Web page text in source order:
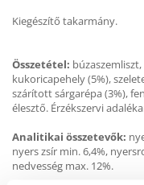
Kiegészítő takarmány.
Összetétel:
kukoricapehely (5%),
szárított sárgarépa (3%),
élesztő. Érzékszervi
Analitikai összetevők:
nyers zsír min. 6,4%,
nedvesség max. 12%.